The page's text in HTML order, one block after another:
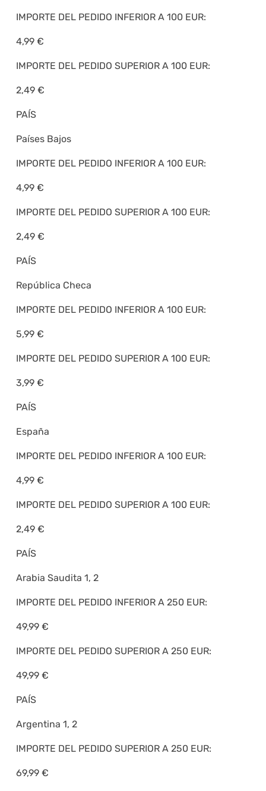
IMPORTE DEL PEDIDO INFERIOR A 100 EUR:
4,99 €
IMPORTE DEL PEDIDO SUPERIOR A 100 EUR:
2,49 €
PAÍS
Países Bajos
IMPORTE DEL PEDIDO INFERIOR A 100 EUR:
4,99 €
IMPORTE DEL PEDIDO SUPERIOR A 100 EUR:
2,49 €
PAÍS
República Checa
IMPORTE DEL PEDIDO INFERIOR A 100 EUR:
5,99 €
IMPORTE DEL PEDIDO SUPERIOR A 100 EUR:
3,99 €
PAÍS
España
IMPORTE DEL PEDIDO INFERIOR A 100 EUR:
4,99 €
IMPORTE DEL PEDIDO SUPERIOR A 100 EUR:
2,49 €
PAÍS
Arabia Saudita 1, 2
IMPORTE DEL PEDIDO INFERIOR A 250 EUR:
49,99 €
IMPORTE DEL PEDIDO SUPERIOR A 250 EUR:
49,99 €
PAÍS
Argentina 1, 2
IMPORTE DEL PEDIDO SUPERIOR A 250 EUR:
69,99 €